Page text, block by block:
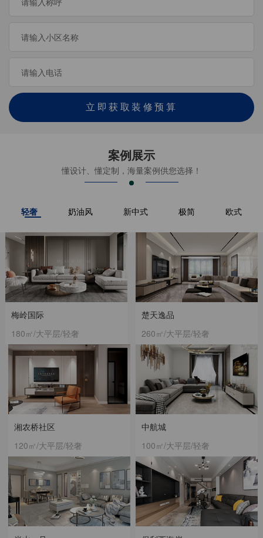
立即获取装修预算
案例展示
懂设计、懂定制，海量案例供您选择！
轻奢 奶油风 新中式 极简 欧式
梅岭国际
180㎡/大平层/轻奢
楚天逸品
260㎡/大平层/轻奢
中航城
100㎡/大平层/轻奢
湘农桥社区
120㎡/大平层/轻奢